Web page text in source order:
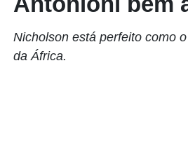
Nicholson está perfeito como
da África.